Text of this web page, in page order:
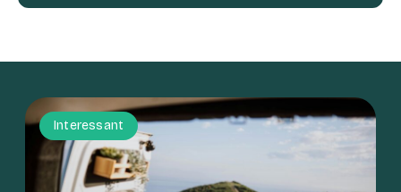
Interessant